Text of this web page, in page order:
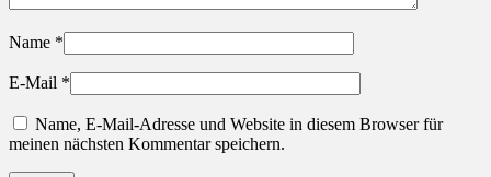
Name *
E-Mail *
Name, E-Mail-Adresse und Website in diesem Browser für
meinen nächsten Kommentar speichern.